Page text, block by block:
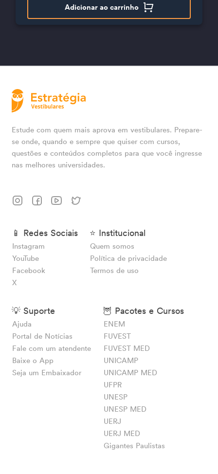
Adicionar ao carrinho
Estude com quem mais aprova em vestibulares. Prepare-
se onde, quando e sempre que quiser com cursos,
questões e conteúdos completos para que você ingresse
nas melhores universidades.
📱 Redes Sociais
Instagram
YouTube
Facebook
X
⭐ Institucional
Quem somos
Política de privacidade
Termos de uso
💡 Suporte
Ajuda
Portal de Notícias
Fale com um atendente
Baixe o App
Seja um Embaixador
🦉 Pacotes e Cursos
ENEM
FUVEST
FUVEST MED
UNICAMP
UNICAMP MED
UFPR
UNESP
UNESP MED
UERJ
UERJ MED
Gigantes Paulistas